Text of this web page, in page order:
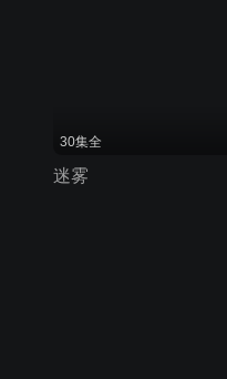
30集全
迷雾